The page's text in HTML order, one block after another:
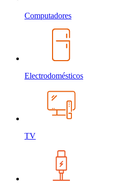
Computadores
Electrodomésticos
TV